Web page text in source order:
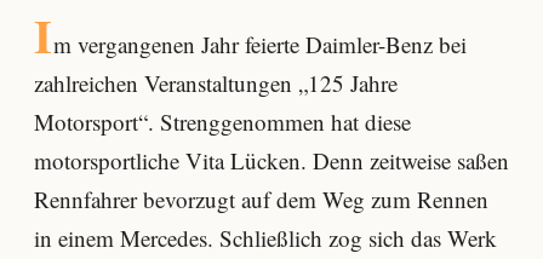
Im vergangenen Jahr feierte Daimler-Benz bei
zahlreichen Veranstaltungen „125 Jahre
Motorsport“. Strenggenommen hat diese
motorsportliche Vita Lücken. Denn zeitweise saßen
Rennfahrer bevorzugt auf dem Weg zum Rennen
in einem Mercedes. Schließlich zog sich das Werk